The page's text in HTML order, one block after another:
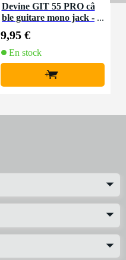
Devine GIT 55 PRO câ
ble guitare mono jack -
9,95 €
En stock
+